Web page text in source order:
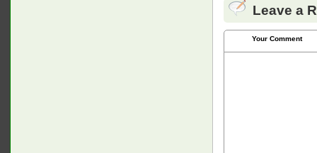
Leave a
Your Comment